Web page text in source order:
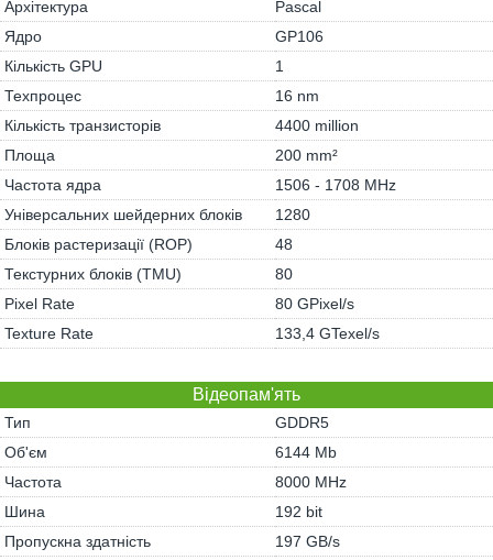
Архітектура
Pascal
Ядро
GP106
Кількість GPU
1
Техпроцес
16 nm
Кількість транзисторів
4400 million
Площа
200 mm²
Частота ядра
1506 - 1708 MHz
Універсальних шейдерних блоків
1280
Блоків растеризації (ROP)
48
Текстурних блоків (TMU)
80
Pixel Rate
80 GPixel/s
Texture Rate
133,4 GTexel/s
Відеопам'ять
Тип
GDDR5
Об'єм
6144 Mb
Частота
8000 MHz
Шина
192 bit
Пропускна здатність
197 GB/s